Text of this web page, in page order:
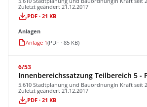
Zuletzt geändert 21.12.2017
PDF · 21 KB
Anlagen
Anlage 1(PDF · 85 KB)
6/53
Innenbereichssatzung Teilbereich 5 -
5.610 Stadtplanung und BauordnungIn Kraft seit
Zuletzt geändert 21.12.2017
PDF · 21 KB